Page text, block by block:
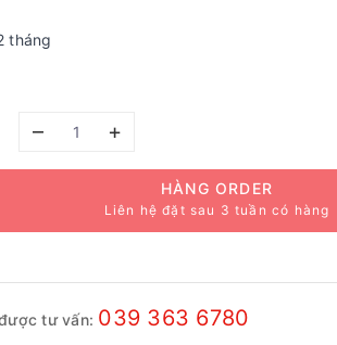
tháng
– +
HÀNG ORDER
Liên hệ đặt sau 3 tuần có hàng
tư vấn: 039 363 6780